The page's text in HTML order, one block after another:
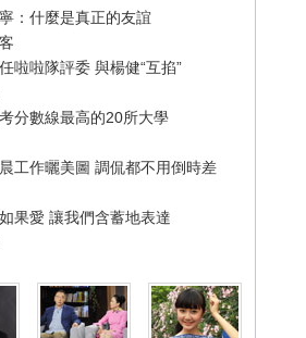
：什麼是真正的友誼
啦啦隊評委 與楊健“互掐”
分數線最高的20所大學
工作曬美圖 調侃都不用倒時差
果愛 讓我們含蓄地表達